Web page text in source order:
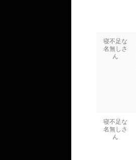
寝不足な
名無しさ
ん
寝不足な
名無しさ
ん